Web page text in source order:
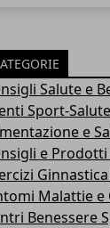
Salute e
Sport-
e
e Prodotti
Malattie e
Benessere